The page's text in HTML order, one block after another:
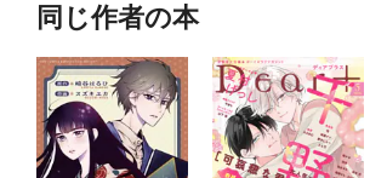
同じ作者の本